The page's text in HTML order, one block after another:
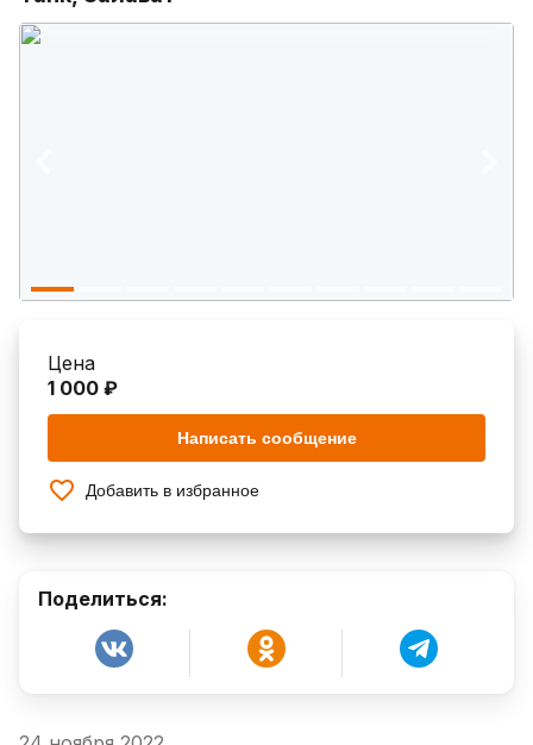
Цена
1 000 ₽
Написать сообщение
Добавить в избранное
Поделиться: